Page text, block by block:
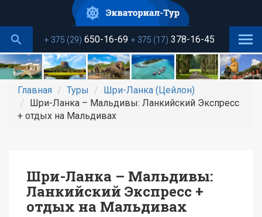
основному
содержанию+ 375 (29) 650-16-69 + 375 (17) 378-16-45
Главная Туры
Шри-Ланка (Цейлон)
Шри-Ланка – Мальдивы: Ланкийский Экспресс
+ отдых на Мальдивах
Шри-Ланка – Мальдивы:
Ланкийский Экспресс +
отдых на Мальдивах